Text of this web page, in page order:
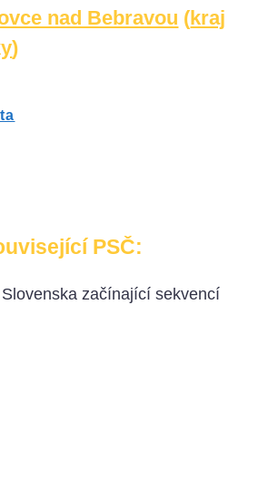
nad Bebravou (kraj
)
PSČ:
začínající sekvencí